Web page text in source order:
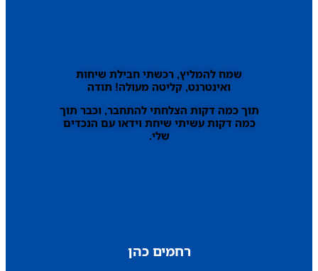
שמח להמליץ, רכשתי חבילת שיחות
ואינטרנט, קליטה מעולה! תודה
תוך כמה דקות הצלחתי להתחבר, וכבר תוך
כמה דקות עשיתי שיחת וידאו עם הנכדים
שלי.
רחמים כהן